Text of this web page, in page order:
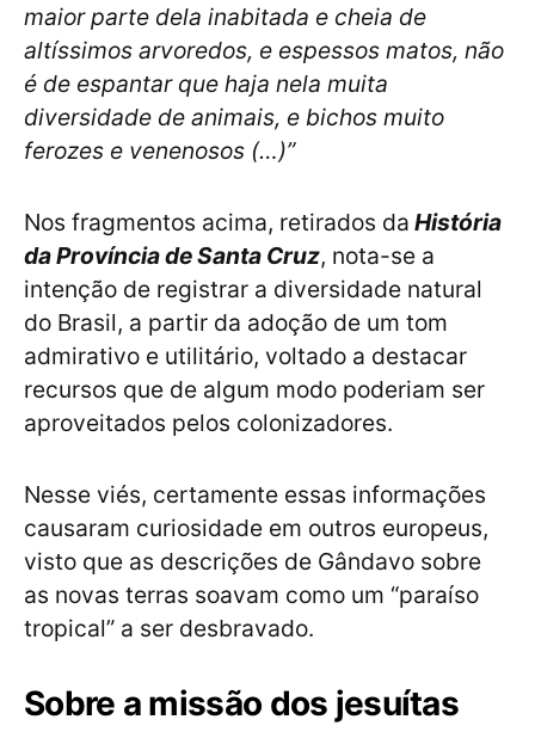
maior parte dela inabitada e cheia de
altíssimos arvoredos, e espessos matos, não
é de espantar que haja nela muita
diversidade de animais, e bichos muito
ferozes e venenosos (…)”
Nos fragmentos acima, retirados da História
da Província de Santa Cruz, nota-se a
intenção de registrar a diversidade natural
do Brasil, a partir da adoção de um tom
admirativo e utilitário, voltado a destacar
recursos que de algum modo poderiam ser
aproveitados pelos colonizadores.
Nesse viés, certamente essas informações
causaram curiosidade em outros europeus,
visto que as descrições de Gândavo sobre
as novas terras soavam como um “paraíso
tropical” a ser desbravado.
Sobre a missão dos jesuítas